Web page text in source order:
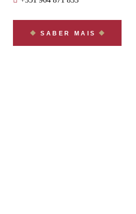
SABER MAIS